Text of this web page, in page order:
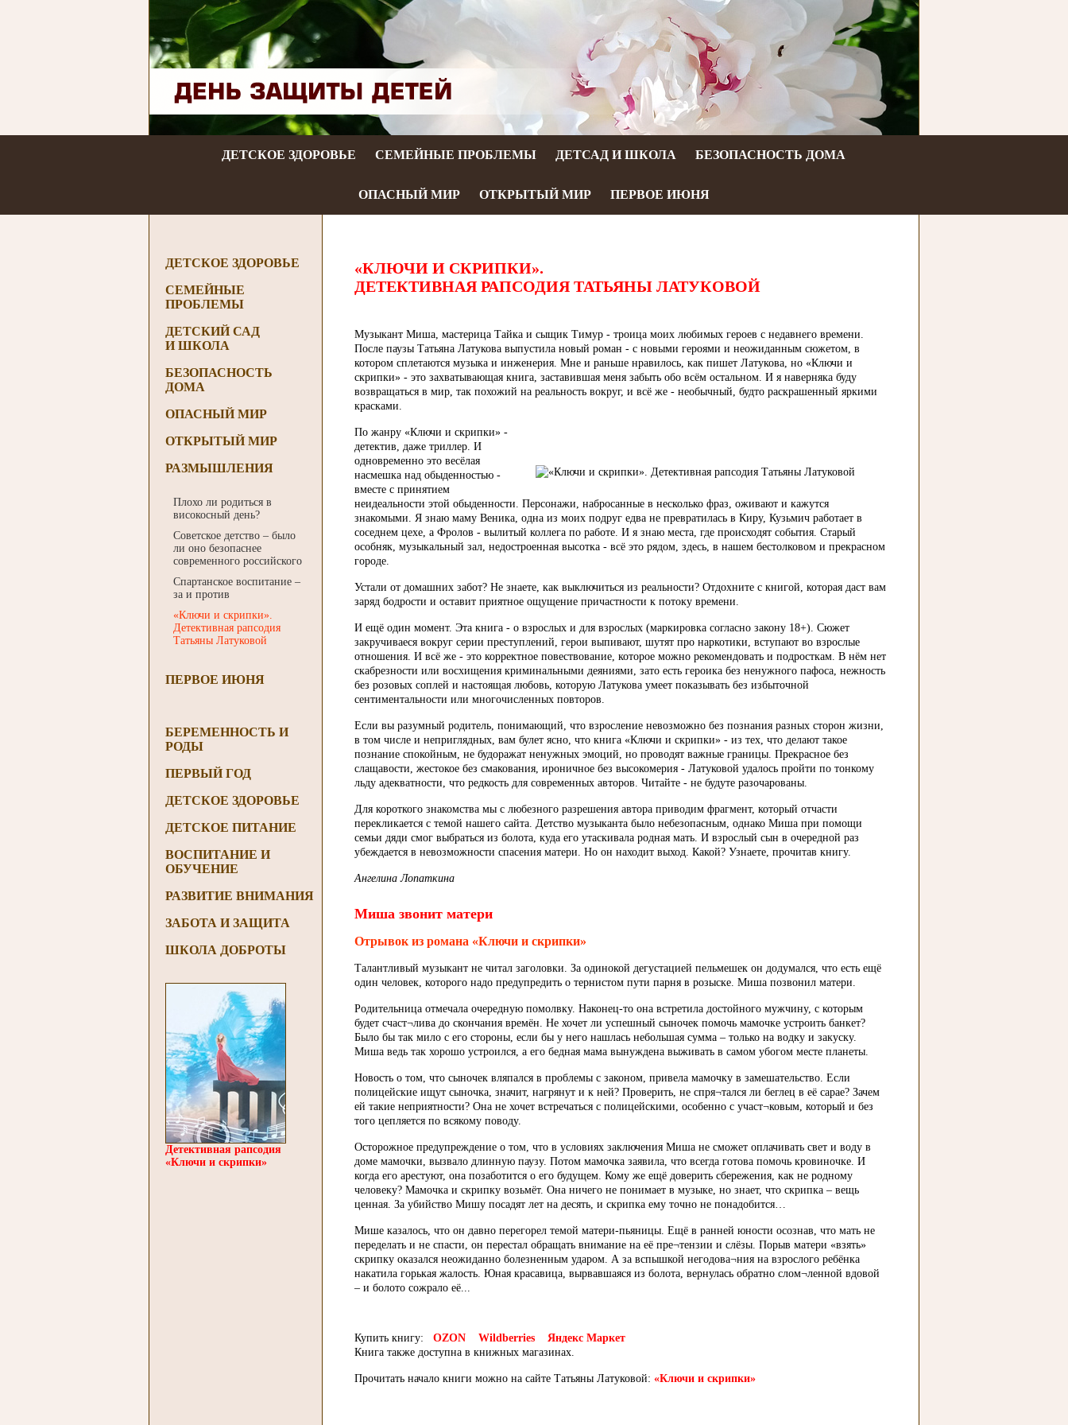
ДЕТСКОЕ ЗДОРОВЬЕ СЕМЕЙНЫЕ ПРОБЛЕМЫ ДЕТСАД И ШКОЛА БЕЗОПАСНОСТЬ ДОМА
ОПАСНЫЙ МИР ОТКРЫТЫЙ МИР ПЕРВОЕ ИЮНЯ
ДЕТСКОЕ ЗДОРОВЬЕ
СЕМЕЙНЫЕ
ПРОБЛЕМЫ
ДЕТСКИЙ САД
И ШКОЛА
БЕЗОПАСНОСТЬ
ДОМА
ОПАСНЫЙ МИР
ОТКРЫТЫЙ МИР
РАЗМЫШЛЕНИЯ
Плохо ли родиться в
високосный день?
Советское детство – было
ли оно безопаснее
современного российского
Спартанское воспитание –
за и против
«Ключи и скрипки».
Детективная рапсодия
Татьяны Латуковой
ПЕРВОЕ ИЮНЯ
БЕРЕМЕННОСТЬ И
РОДЫ
ПЕРВЫЙ ГОД
ДЕТСКОЕ ЗДОРОВЬЕ
ДЕТСКОЕ ПИТАНИЕ
ВОСПИТАНИЕ И
ОБУЧЕНИЕ
РАЗВИТИЕ ВНИМАНИЯ
ЗАБОТА И ЗАЩИТА
ШКОЛА ДОБРОТЫ
Детективная рапсодия
«Ключи и скрипки»
«КЛЮЧИ И СКРИПКИ».
ДЕТЕКТИВНАЯ РАПСОДИЯ ТАТЬЯНЫ ЛАТУКОВОЙ
Музыкант Миша, мастерица Тайка и сыщик Тимур - троица моих любимых героев с недавнего времени.
После паузы Татьяна Латукова выпустила новый роман - с новыми героями и неожиданным сюжетом, в
котором сплетаются музыка и инженерия. Мне и раньше нравилось, как пишет Латукова, но «Ключи и
скрипки» - это захватывающая книга, заставившая меня забыть обо всём остальном. И я наверняка буду
возвращаться в мир, так похожий на реальность вокруг, и всё же - необычный, будто раскрашенный яркими
красками.
По жанру «Ключи и скрипки» -
детектив, даже триллер. И
одновременно это весёлая
насмешка над обыденностью -
вместе с принятием
неидеальности этой обыденности. Персонажи, набросанные в несколько фраз, оживают и кажутся
знакомыми. Я знаю маму Веника, одна из моих подруг едва не превратилась в Киру, Кузьмич работает в
соседнем цехе, а Фролов - вылитый коллега по работе. И я знаю места, где происходят события. Старый
особняк, музыкальный зал, недостроенная высотка - всё это рядом, здесь, в нашем бестолковом и прекрасном
городе.
Устали от домашних забот? Не знаете, как выключиться из реальности? Отдохните с книгой, которая даст вам
заряд бодрости и оставит приятное ощущение причастности к потоку времени.
И ещё один момент. Эта книга - о взрослых и для взрослых (маркировка согласно закону 18+). Сюжет
закручиваеся вокруг серии преступлений, герои выпивают, шутят про наркотики, вступают во взрослые
отношения. И всё же - это корректное повествование, которое можно рекомендовать и подросткам. В нём нет
скабрезности или восхищения криминальными деяниями, зато есть героика без ненужного пафоса, нежность
без розовых соплей и настоящая любовь, которую Латукова умеет показывать без избыточной
сентиментальности или многочисленных повторов.
Если вы разумный родитель, понимающий, что взросление невозможно без познания разных сторон жизни,
в том числе и неприглядных, вам булет ясно, что книга «Ключи и скрипки» - из тех, что делают такое
познание спокойным, не будоражат ненужных эмоций, но проводят важные границы. Прекрасное без
слащавости, жестокое без смакования, ироничное без высокомерия - Латуковой удалось пройти по тонкому
льду адекватности, что редкость для современных авторов. Читайте - не будуте разочарованы.
Для короткого знакомства мы с любезного разрешения автора приводим фрагмент, который отчасти
перекликается с темой нашего сайта. Детство музыканта было небезопасным, однако Миша при помощи
семьи дяди смог выбраться из болота, куда его утаскивала родная мать. И взрослый сын в очередной раз
убеждается в невозможности спасения матери. Но он находит выход. Какой? Узнаете, прочитав книгу.
Ангелина Лопаткина
Миша звонит матери
Отрывок из романа «Ключи и скрипки»
Талантливый музыкант не читал заголовки. За одинокой дегустацией пельмешек он додумался, что есть ещё
один человек, которого надо предупредить о тернистом пути парня в розыске. Миша позвонил матери.
Родительница отмечала очередную помолвку. Наконец-то она встретила достойного мужчину, с которым
будет счаст¬лива до скончания времён. Не хочет ли успешный сыночек помочь мамочке устроить банкет?
Было бы так мило с его стороны, если бы у него нашлась небольшая сумма – только на водку и закуску.
Миша ведь так хорошо устроился, а его бедная мама вынуждена выживать в самом убогом месте планеты.
Новость о том, что сыночек вляпался в проблемы с законом, привела мамочку в замешательство. Если
полицейские ищут сыночка, значит, нагрянут и к ней? Проверить, не спря¬тался ли беглец в её сарае? Зачем
ей такие неприятности? Она не хочет встречаться с полицейскими, особенно с участ¬ковым, который и без
того цепляется по всякому поводу.
Осторожное предупреждение о том, что в условиях заключения Миша не сможет оплачивать свет и воду в
доме мамочки, вызвало длинную паузу. Потом мамочка заявила, что всегда готова помочь кровиночке. И
когда его арестуют, она позаботится о его будущем. Кому же ещё доверить сбережения, как не родному
человеку? Мамочка и скрипку возьмёт. Она ничего не понимает в музыке, но знает, что скрипка – вещь
ценная. За убийство Мишу посадят лет на десять, и скрипка ему точно не понадобится…
Мише казалось, что он давно перегорел темой матери-пьяницы. Ещё в ранней юности осознав, что мать не
переделать и не спасти, он перестал обращать внимание на её пре¬тензии и слёзы. Порыв матери «взять»
скрипку оказался неожиданно болезненным ударом. А за вспышкой негодова¬ния на взрослого ребёнка
накатила горькая жалость. Юная красавица, вырвавшаяся из болота, вернулась обратно слом¬ленной вдовой
– и болото сожрало её...
Купить книгу: OZON Wildberries
Яндекс Маркет
Книга также доступна в книжных магазинах.
Прочитать начало книги можно на сайте Татьяны Латуковой: «Ключи и скрипки»